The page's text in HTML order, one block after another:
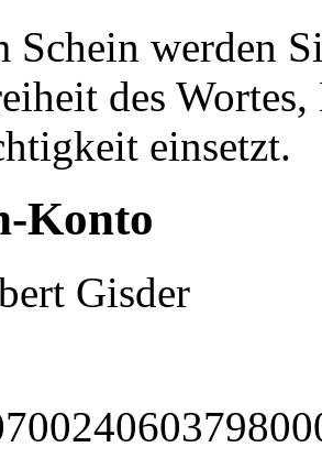
Schein werden
des
einsetzt.
Konto
Gisder